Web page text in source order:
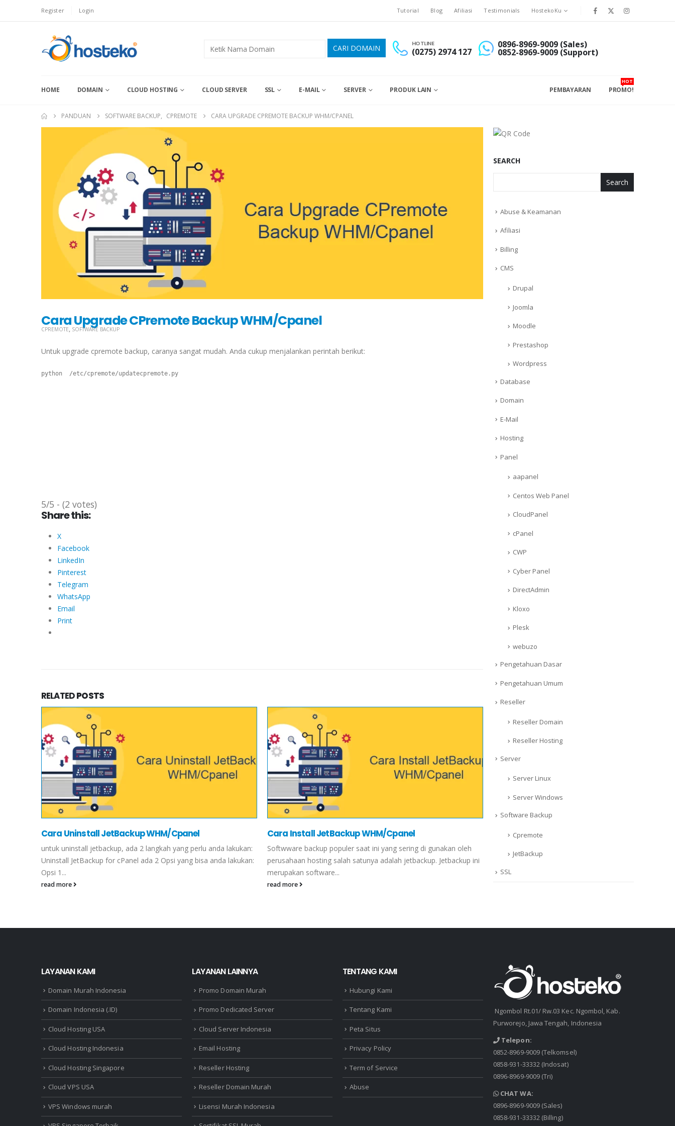
Register Login Tutorial Blog Afiliasi Testimonials HostekoKu
HOTLINE
(0275) 2974 127
0896-8969-9009 (Sales)
0852-8969-9009 (Support)
HOME DOMAIN CLOUD HOSTING CLOUD SERVER SSL E-MAIL SERVER PRODUK LAIN PEMBAYARAN PROMO!
HOT
PANDUAN SOFTWARE BACKUP, CPREMOTE CARA UPGRADE CPREMOTE BACKUP WHM/CPANEL
Cara Upgrade CPremote Backup WHM/Cpanel
CPREMOTE, SOFTWARE BACKUP
Untuk upgrade cpremote backup, caranya sangat mudah. Anda cukup menjalankan perintah berikut:
5/5 - (2 votes)
Share this:
X
Facebook
LinkedIn
Pinterest
Telegram
WhatsApp
Email
Print
RELATEDPOSTS
Cara Uninstall JetBackup WHM/Cpanel
untuk uninstall jetbackup, ada 2 langkah yang perlu anda lakukan:
Uninstall JetBackup for cPanel ada 2 Opsi yang bisa anda lakukan:
Opsi 1...
read more
Cara Install JetBackup WHM/Cpanel
Softwware backup populer saat ini yang sering di gunakan oleh
perusahaan hosting salah satunya adalah jetbackup. Jetbackup ini
merupakan software...
read more
Cara Install CPRemote Backup WHM/Cpanel
cpanel, anda dapat menggunakan CPremote. Seperti
CPRemote merupakan software...
SEARCH
Search
Abuse & Keamanan
Afiliasi
Billing
CMS
Drupal
Joomla
Moodle
Prestashop
Wordpress
Database
Domain
E-Mail
Hosting
Panel
aapanel
Centos Web Panel
CloudPanel
cPanel
CWP
Cyber Panel
DirectAdmin
Kloxo
Plesk
webuzo
Pengetahuan Dasar
Pengetahuan Umum
Reseller
Reseller Domain
Reseller Hosting
Server
Server Linux
Server Windows
Software Backup
Cpremote
JetBackup
SSL
LAYANAN KAMI
Domain Murah Indonesia
Domain Indonesia (.ID)
Cloud Hosting USA
Cloud Hosting Indonesia
Cloud Hosting Singapore
Cloud VPS USA
VPS Windows murah
LAYANAN LAINNYA
Promo Domain Murah
Promo Dedicated Server
Cloud Server Indonesia
Email Hosting
Reseller Hosting
Reseller Domain Murah
Lisensi Murah Indonesia
TENTANG KAMI
Hubungi Kami
Tentang Kami
Peta Situs
Privacy Policy
Term of Service
Abuse
Ngombol Rt.01/ Rw.03 Kec. Ngombol, Kab.
Purworejo, Jawa Tengah, Indonesia
Telepon:
0852-8969-9009(Telkomsel)
0858-931-33332(Indosat)
0896-8969-9009(Tri)
CHAT WA:
0896-8969-9009(Sales)
0858-931-33332(Billing)